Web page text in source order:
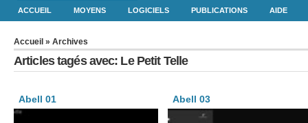
ACCUEIL MOYENS LOGICIELS PUBLICATIONS AIDE
Accueil » Archives
Articles tagés avec: Le Petit Telle
Abell 01 Abell 03